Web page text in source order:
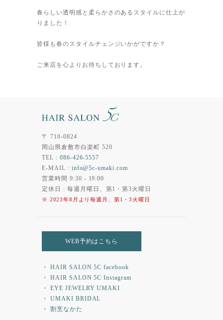
春らしい透明感と柔らかさのあるスタイルに仕上が
りました！
皆様も春のスタイルチェンジいかがですか？
ご来店を心よりお待ちしております。
〒 710-0824
岡山県倉敷市白楽町 520
TEL : 086-426-5557
E-MAIL : info@5c-umaki.com
営業時間 9:30 - 19:00
定休日 : 毎週月曜日、第1・第3火曜日
※ 2023年8月より毎週月、第1・3火曜日
WEB予約はこちら
・ HAIR SALON 5C facebook
・ HAIR SALON 5C Instagram
・ EYE JEWELRY UMAKI
・ UMAKI BRIDAL
・ 割烹なかた